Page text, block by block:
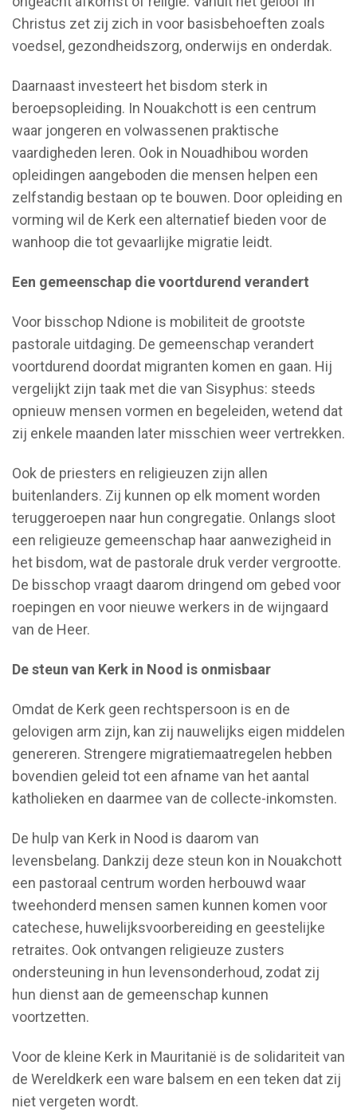
Christus zet zij zich in voor basisbehoeften zoals
voedsel, gezondheidszorg, onderwijs en onderdak.
Daarnaast investeert het bisdom sterk in
beroepsopleiding. In Nouakchott is een centrum
waar jongeren en volwassenen praktische
vaardigheden leren. Ook in Nouadhibou worden
opleidingen aangeboden die mensen helpen een
zelfstandig bestaan op te bouwen. Door opleiding en
vorming wil de Kerk een alternatief bieden voor de
wanhoop die tot gevaarlijke migratie leidt.
Een gemeenschap die voortdurend verandert
Voor bisschop Ndione is mobiliteit de grootste
pastorale uitdaging. De gemeenschap verandert
voortdurend doordat migranten komen en gaan. Hij
vergelijkt zijn taak met die van Sisyphus: steeds
opnieuw mensen vormen en begeleiden, wetend dat
zij enkele maanden later misschien weer vertrekken.
Ook de priesters en religieuzen zijn allen
buitenlanders. Zij kunnen op elk moment worden
teruggeroepen naar hun congregatie. Onlangs sloot
een religieuze gemeenschap haar aanwezigheid in
het bisdom, wat de pastorale druk verder vergrootte.
De bisschop vraagt daarom dringend om gebed voor
roepingen en voor nieuwe werkers in de wijngaard
van de Heer.
De steun van Kerk in Nood is onmisbaar
Omdat de Kerk geen rechtspersoon is en de
gelovigen arm zijn, kan zij nauwelijks eigen middelen
genereren. Strengere migratiemaatregelen hebben
bovendien geleid tot een afname van het aantal
katholieken en daarmee van de collecte-inkomsten.
De hulp van Kerk in Nood is daarom van
levensbelang. Dankzij deze steun kon in Nouakchott
een pastoraal centrum worden herbouwd waar
tweehonderd mensen samen kunnen komen voor
catechese, huwelijksvoorbereiding en geestelijke
retraites. Ook ontvangen religieuze zusters
ondersteuning in hun levensonderhoud, zodat zij
hun dienst aan de gemeenschap kunnen
voortzetten.
Voor de kleine Kerk in Mauritanië is de solidariteit van
de Wereldkerk een ware balsem en een teken dat zij
niet vergeten wordt.